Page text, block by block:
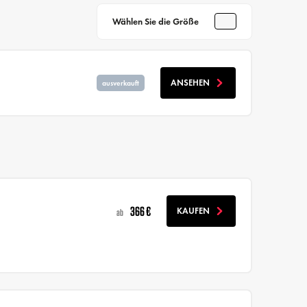
Wählen Sie die Größe
ausverkauft ANSEHEN
ab 366 € KAUFEN